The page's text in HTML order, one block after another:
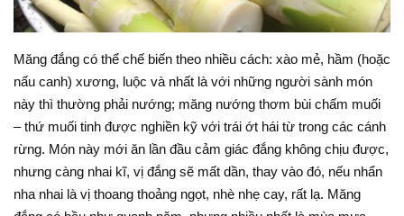
Măng đắng có thể chế biến theo nhiều cách: xào mẻ, hầm (hoặc
nấu canh) xương, luộc và nhất là với những người sành món
này thì thường phải nướng; măng nướng thơm bùi chấm muối
– thứ muối tinh được nghiền kỹ với trái ớt hái từ trong các cánh
rừng. Món này mới ăn lần đầu cảm giác đắng không chịu được,
nhưng càng nhai kĩ, vị đắng sẽ mất dần, thay vào đó, nếu nhẩn
nha nhai là vị thoang thoảng ngọt, nhè nhẹ cay, rất lạ. Măng